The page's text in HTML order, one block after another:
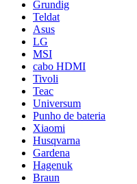
Grundig
Teldat
Asus
LG
MSI
cabo HDMI
Tivoli
Teac
Universum
Punho de bateria
Xiaomi
Husqvarna
Gardena
Hagenuk
Braun